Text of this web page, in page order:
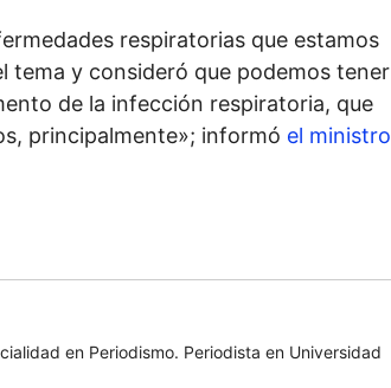
respiratorias que estamos
tema y consideró que podemos tener
de la infección respiratoria, que
principalmente»; informó el ministro
en Periodismo. Periodista en Universidad